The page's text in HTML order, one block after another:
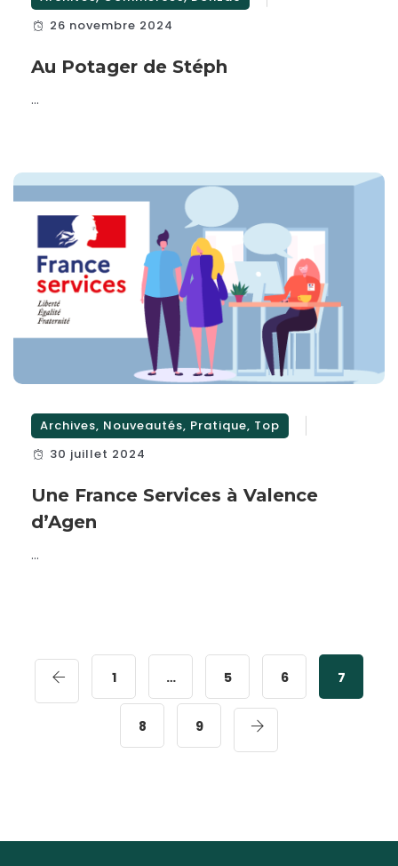
26 novembre 2024
Au Potager de Stéph
...
Archives, Nouveautés, Pratique, Top
30 juillet 2024
Une France Services à Valence
d’Agen
...
1 … 5 6 7
8 9